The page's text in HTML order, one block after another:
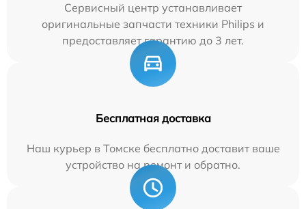
Сервисный центр устанавливает
оригинальные запчасти техники Philips и
предоставляет гарантию до 3 лет.
Бесплатная доставка
Наш курьер в Томске бесплатно доставит ваше
устройство на ремонт и обратно.